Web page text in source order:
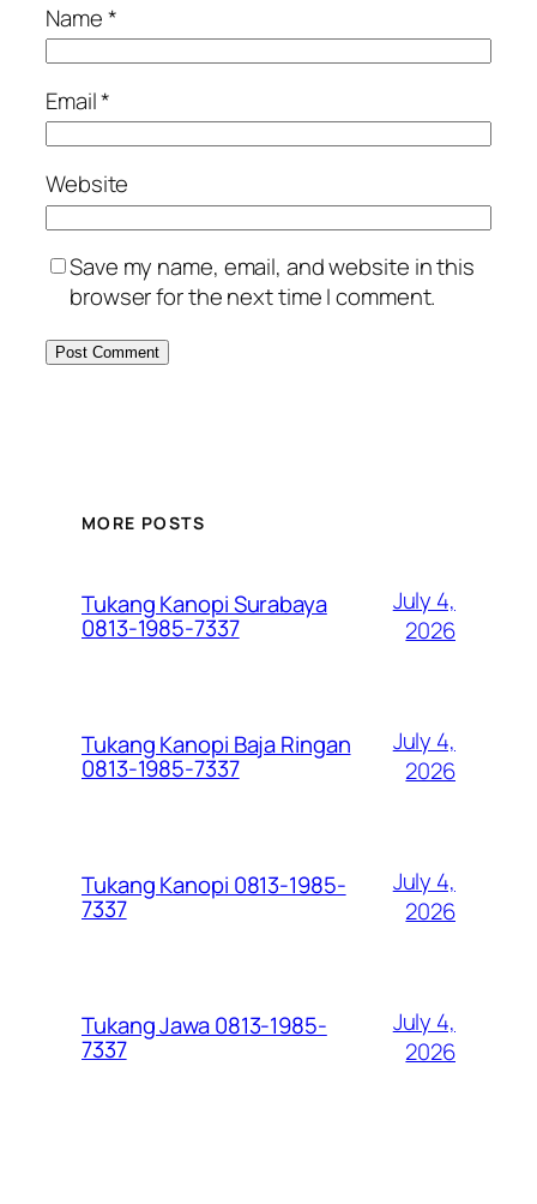
Name*
Email*
Website
Save my name, email, and website in this
browser for the next time I comment.
MORE POSTS
Tukang Kanopi Surabaya
0813-1985-7337
July 4,
2026
Tukang Kanopi Baja Ringan
0813-1985-7337
July 4,
2026
Tukang Kanopi 0813-1985-
7337
July 4,
2026
Tukang Jawa 0813-1985-
7337
July 4,
2026